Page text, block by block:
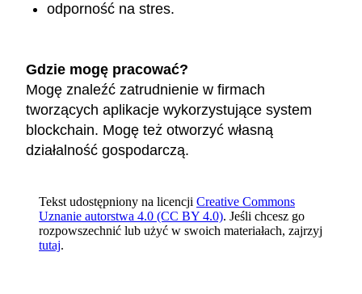
odporność na stres.
Gdzie mogę pracować?
Mogę znaleźć zatrudnienie w firmach
tworzących aplikacje wykorzystujące system
blockchain. Mogę też otworzyć własną
działalność gospodarczą.
Tekst udostępniony na licencji Creative Commons
Uznanie autorstwa 4.0 (CC BY 4.0). Jeśli chcesz go
rozpowszechnić lub użyć w swoich materiałach, zajrzyj
tutaj.